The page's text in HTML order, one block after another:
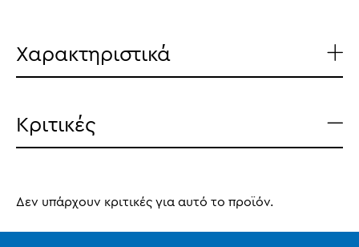
Χαρακτηριστικά
Κριτικές
Δεν υπάρχουν κριτικές για αυτό το προϊόν.